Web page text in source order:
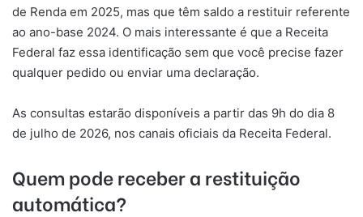
de Renda em 2025, mas que têm saldo a restituir referente
ao ano-base 2024. O mais interessante é que a Receita
Federal faz essa identificação sem que você precise fazer
qualquer pedido ou enviar uma declaração.
As consultas estarão disponíveis a partir das 9h do dia 8
de julho de 2026, nos canais oficiais da Receita Federal.
Quem pode receber a restituição
automática?